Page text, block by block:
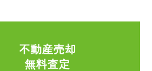
不動産売却
無料査定